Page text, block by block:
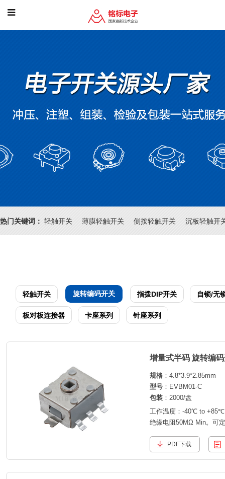
热门关键词： 轻触开关 薄膜轻触开关 侧按轻触开关 沉板轻触开
轻触开关 旋转编码开关 指拨DIP开关 自锁/无
板对板连接器 卡座系列 针座系列
增量式半码 旋转编
规格 ：4.8*3.9*2.85mm
型号 ：EVBM01-C
包装 ：2000/盘
工作温度：-40℃ to
绝缘电阻50MΩ Min。可
PDF下载